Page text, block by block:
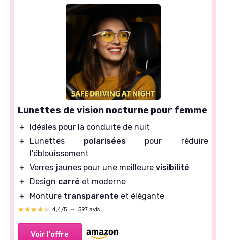
Lunettes de vision nocturne pour femme
＋
Idéales pour la conduite de nuit
＋
Lunettes polarisées pour réduire
l'éblouissement
＋ Verres jaunes pour une meilleure visibilité
＋
Design carré et moderne
＋
Monture transparente et élégante
★★★★★
★★★★★ 4,4/5 — 597 avis
Voir l'offre